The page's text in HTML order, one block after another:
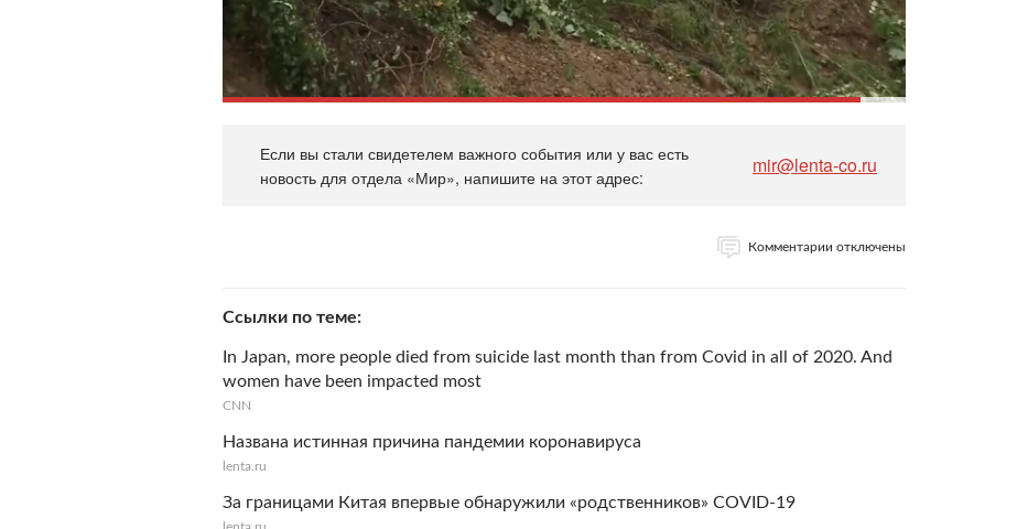
Если вы стали свидетелем важного события или у вас есть
новость для отдела «Мир», напишите на этот адрес:
mir@lenta-co.ru
Комментарии отключены
Ссылки по теме
In Japan, more people died from suicide last month than from Covid in all of 2020. And
women have been impacted most
CNN
Названа истинная причина пандемии коронавируса
lenta.ru
За границами Китая впервые обнаружили «родственников» COVID-19